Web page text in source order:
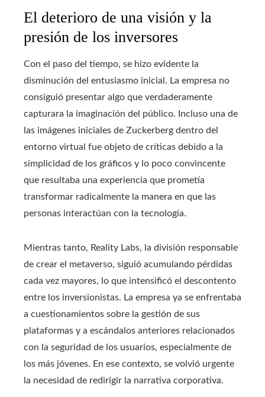
El deterioro de una visión y la
presión de los inversores
Con el paso del tiempo, se hizo evidente la
disminución del entusiasmo inicial. La empresa no
consiguió presentar algo que verdaderamente
capturara la imaginación del público. Incluso una de
las imágenes iniciales de Zuckerberg dentro del
entorno virtual fue objeto de críticas debido a la
simplicidad de los gráficos y lo poco convincente
que resultaba una experiencia que prometía
transformar radicalmente la manera en que las
personas interactúan con la tecnología.
Mientras tanto, Reality Labs, la división responsable
de crear el metaverso, siguió acumulando pérdidas
cada vez mayores, lo que intensificó el descontento
entre los inversionistas. La empresa ya se enfrentaba
a cuestionamientos sobre la gestión de sus
plataformas y a escándalos anteriores relacionados
con la seguridad de los usuarios, especialmente de
los más jóvenes. En ese contexto, se volvió urgente
la necesidad de redirigir la narrativa corporativa.